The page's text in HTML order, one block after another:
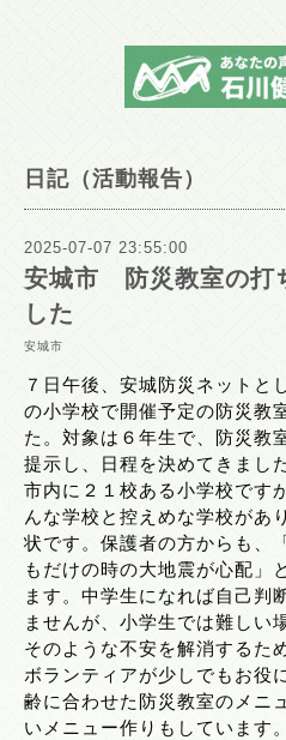
日記（活動報告）
2025-07-07 23:55:00
安城市 防災教室の打
した
安城市
７日午後、安城防災ネットと
の小学校で開催予定の防災教
た。対象は６年生で、防災教
提示し、日程を決めてきました
市内に２１校ある小学校です
んな学校と控えめな学校があ
状です。保護者の方からも、
もだけの時の大地震が心配」
ます。中学生になれば自己判
ませんが、小学生では難しい
そのような不安を解消するた
ボランティアが少しでもお役
齢に合わせた防災教室のメニ
いメニュー作りもしています。